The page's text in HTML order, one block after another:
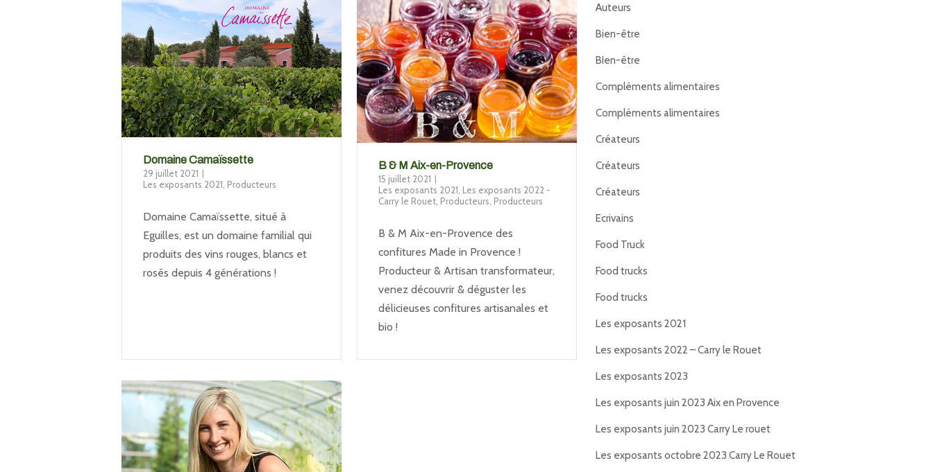
Domaine Camaïssette
29 juillet 2021
Les exposants 2021, Producteurs
Domaine Camaïssette, situé à
Eguilles, est un domaine familial qui
produits des vins rouges, blancs et
rosés depuis 4 générations !
B & M Aix-en-Provence
15 juillet 2021
Les exposants 2021 Les exposants 2022 -
Carry le Rouet Producteurs Producteurs
B & M Aix-en-Provence des
confitures Made in Provence !
Producteur & Artisan transformateur,
venez découvrir & déguster les
délicieuses confitures artisanales et
bio !
Auteurs
Bien-être
BIen-être
Compléments alimentaires
Compléments alimentaires
Créateurs
Créateurs
Créateurs
Ecrivains
Food Truck
Food trucks
Food trucks
Les exposants 2021
Les exposants 2022 – Carry le Rouet
Les exposants 2023
Les exposants juin 2023 Aix en Provence
Les exposants juin 2023 Carry Le rouet
Les exposants octobre 2023 Carry Le Rouet